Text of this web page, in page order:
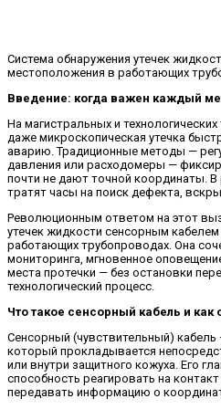
Система обнаружения утечек
местоположения в работающих
Введение: когда важен каждый
На магистральных и
даже микроскопическая утечка
аварию. Традиционные методы —
давления или расходомеры —
почти не дают точной координаты.
тратят часы на поиск дефекта,
Революционным ответом на этот
утечек жидкости сенсорным
работающих трубопроводах. Она
мониторинга, мгновенное
места протечки — без остановки
технологический процесс.
Что такое сенсорный кабель и как
Сенсорный (чувствительный)
который прокладывается
или внутри защитного кожуха. Его
способность реагировать на
передавать информацию о